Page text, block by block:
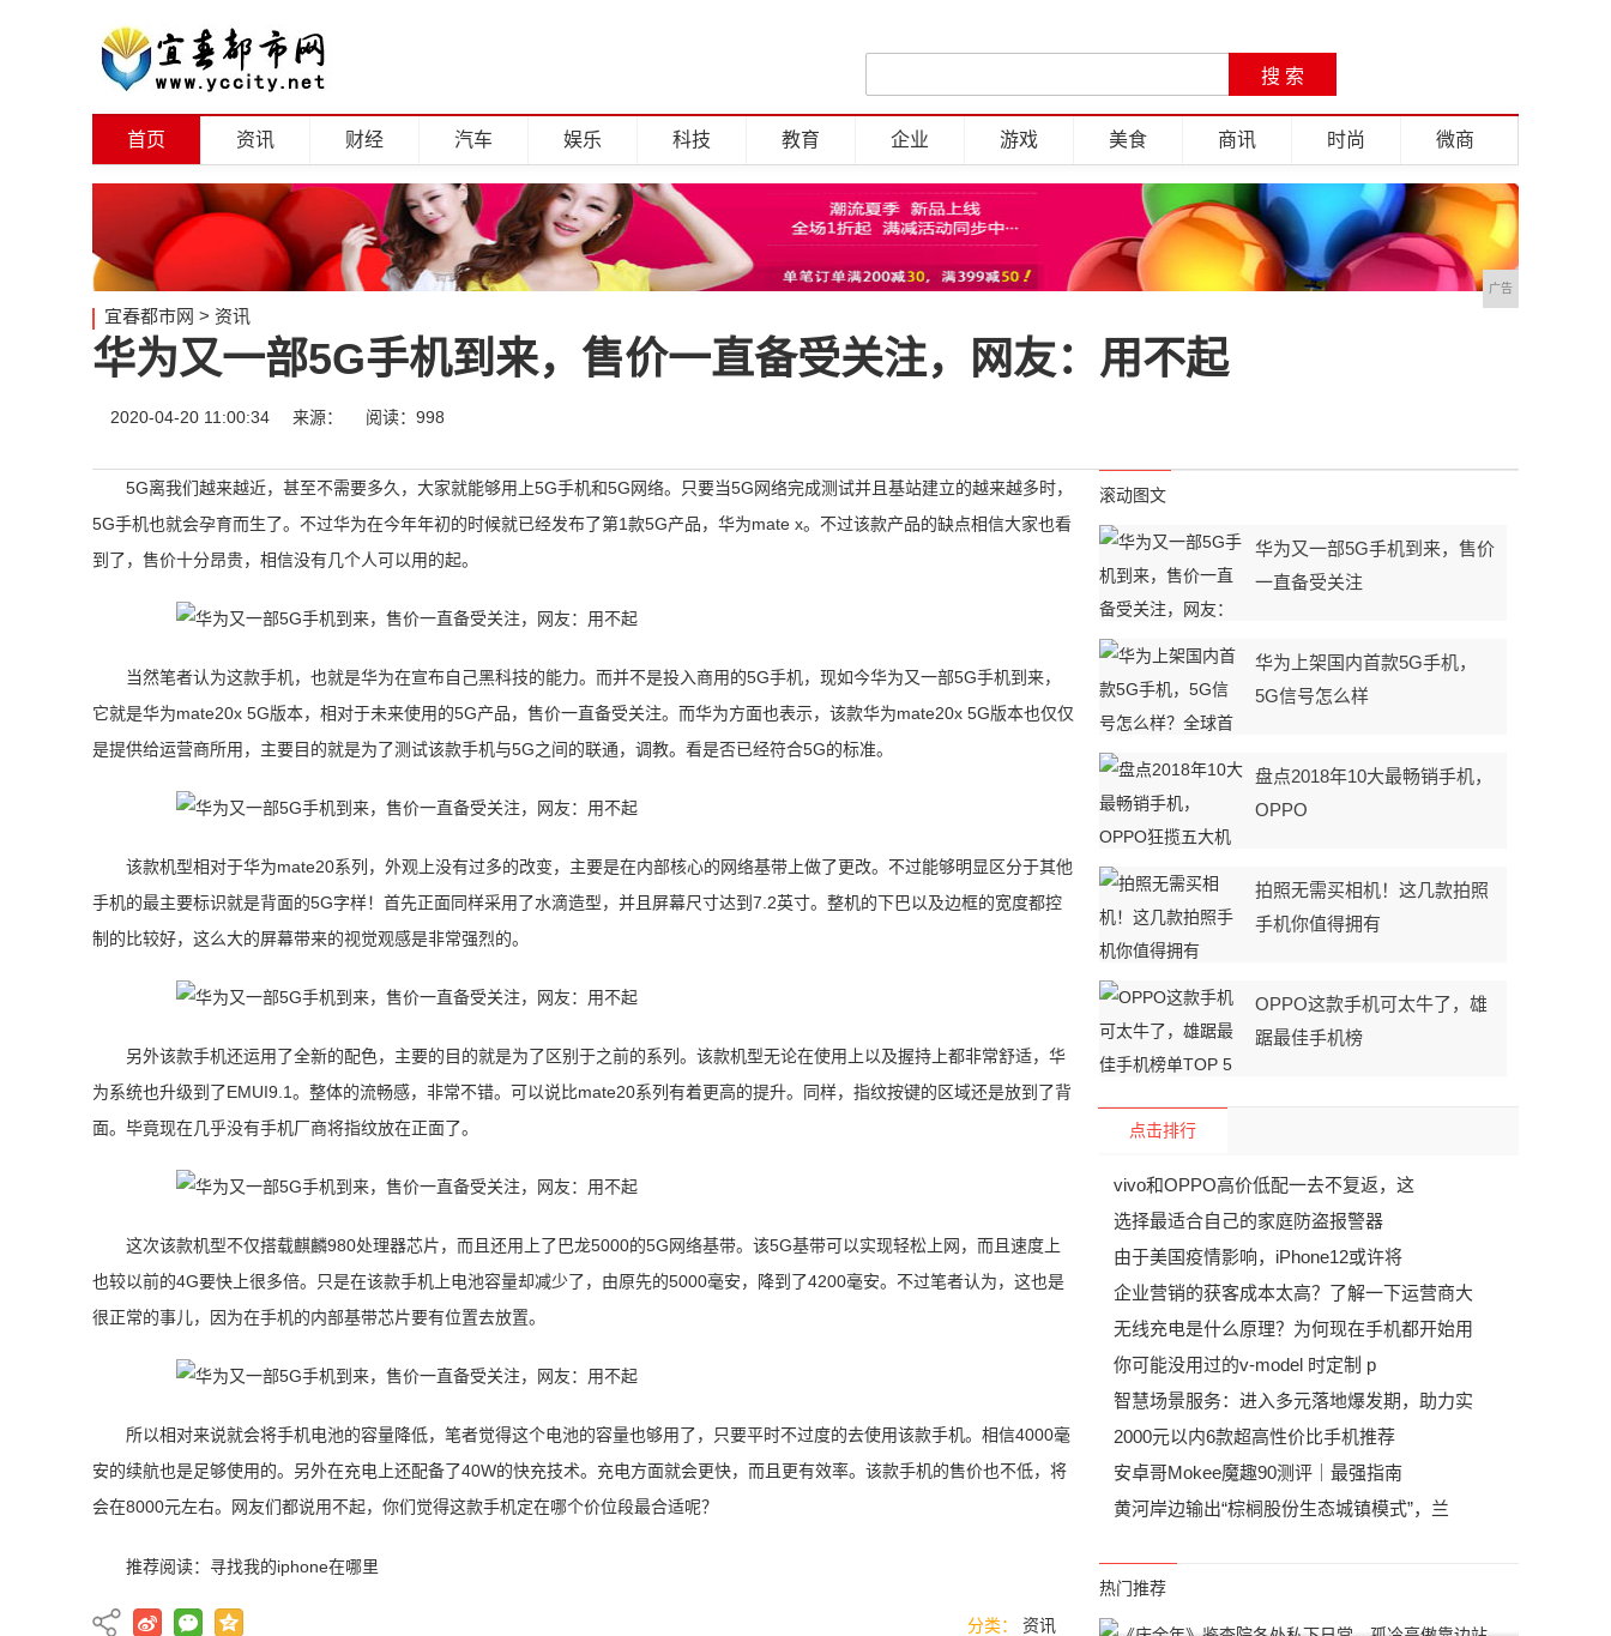
首页 资讯 财经 汽车 娱乐 科技 教育 企业 游戏 美食 商讯 时尚 微商
广告
宜春都市网 > 资讯
华为又一部5G手机到来，售价一直备受关注，网友：用不起
2020-04-20 11:00:34 来源： 阅读：998
5G离我们越来越近，甚至不需要多久，大家就能够用上5G手机和5G网络。只要当5G网络完成测试并且基站建立的越来越多时，
5G手机也就会孕育而生了。不过华为在今年年初的时候就已经发布了第1款5G产品，华为mate x。不过该款产品的缺点相信大家也看
到了，售价十分昂贵，相信没有几个人可以用的起。
当然笔者认为这款手机，也就是华为在宣布自己黑科技的能力。而并不是投入商用的5G手机，现如今华为又一部5G手机到来，
它就是华为mate20x 5G版本，相对于未来使用的5G产品，售价一直备受关注。而华为方面也表示，该款华为mate20x 5G版本也仅仅
是提供给运营商所用，主要目的就是为了测试该款手机与5G之间的联通，调教。看是否已经符合5G的标准。
该款机型相对于华为mate20系列，外观上没有过多的改变，主要是在内部核心的网络基带上做了更改。不过能够明显区分于其他
手机的最主要标识就是背面的5G字样！首先正面同样采用了水滴造型，并且屏幕尺寸达到7.2英寸。整机的下巴以及边框的宽度都控
制的比较好，这么大的屏幕带来的视觉观感是非常强烈的。
另外该款手机还运用了全新的配色，主要的目的就是为了区别于之前的系列。该款机型无论在使用上以及握持上都非常舒适，华
为系统也升级到了EMUI9.1。整体的流畅感，非常不错。可以说比mate20系列有着更高的提升。同样，指纹按键的区域还是放到了背
面。毕竟现在几乎没有手机厂商将指纹放在正面了。
这次该款机型不仅搭载麒麟980处理器芯片，而且还用上了巴龙5000的5G网络基带。该5G基带可以实现轻松上网，而且速度上
也较以前的4G要快上很多倍。只是在该款手机上电池容量却减少了，由原先的5000毫安，降到了4200毫安。不过笔者认为，这也是
很正常的事儿，因为在手机的内部基带芯片要有位置去放置。
所以相对来说就会将手机电池的容量降低，笔者觉得这个电池的容量也够用了，只要平时不过度的去使用该款手机。相信4000毫
安的续航也是足够使用的。另外在充电上还配备了40W的快充技术。充电方面就会更快，而且更有效率。该款手机的售价也不低，将
会在8000元左右。网友们都说用不起，你们觉得这款手机定在哪个价位段最合适呢？
推荐阅读： 寻找我的iphone在哪里
分类： 资讯
滚动图文
华为又一部5G手机到来，售价
一直备受关注
华为上架国内首款5G手机，
5G信号怎么样
盘点2018年10大最畅销手机，
OPPO
拍照无需买相机！这几款拍照
手机你值得拥有
OPPO这款手机可太牛了，雄
踞最佳手机榜
点击排行
vivo和OPPO高价低配一去不复返，这
选择最适合自己的家庭防盗报警器
由于美国疫情影响，iPhone12或许将
企业营销的获客成本太高？了解一下运营商大
无线充电是什么原理？为何现在手机都开始用
你可能没用过的v-model 时定制 p
智慧场景服务：进入多元落地爆发期，助力实
2000元以内6款超高性价比手机推荐
安卓哥Mokee魔趣90测评｜最强指南
黄河岸边输出“棕榈股份生态城镇模式”，兰
热门推荐